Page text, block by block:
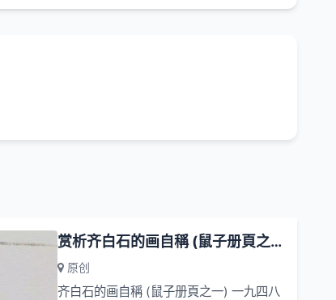
赏析齐白石的画自稱 (鼠子册頁之一) 一九四八年 縱二七厘米横三六厘米
原创
齐白石的画自稱 (鼠子册頁之一) 一九四八